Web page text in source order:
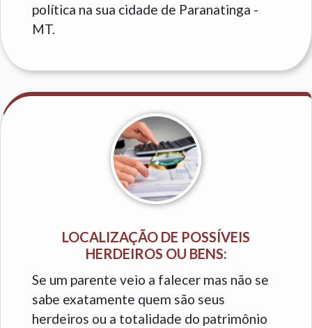
política na sua cidade de Paranatinga -
MT.
LOCALIZAÇÃO DE POSSÍVEIS
HERDEIROS OU BENS:
Se um parente veio a falecer mas não se
sabe exatamente quem são seus
herdeiros ou a totalidade do patrimônio